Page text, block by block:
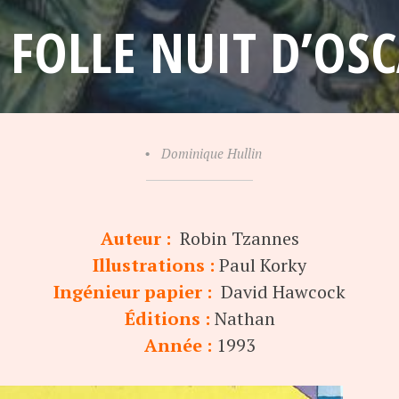
NUIT
• Dominique Hullin
Auteur : Robin Tzannes
Illustrations : Paul Korky
Ingénieur papier : David Hawcock
Éditions : Nathan
Année : 1993